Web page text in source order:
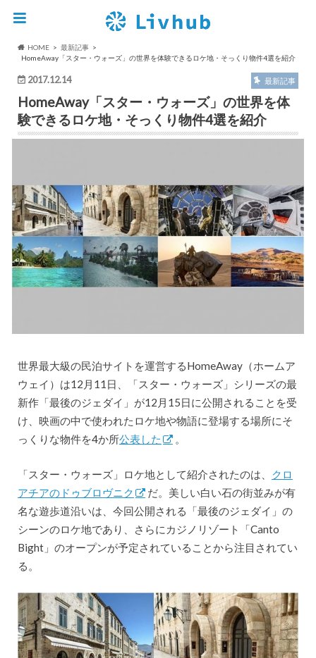
HOME
最新記事
HomeAway「スター・ウォーズ」の世界を体験できるロケ地・そっくり物件4選を紹介
2017.12.14 最新記事
HomeAway「スター・ウォーズ」の世界を体
験できるロケ地・そっくり物件4選を紹介
世界最大級の民泊サイトを運営するHomeAway（ホームア
ウェイ）は12月11日、「スター・ウォーズ」シリーズの最
新作「最後のジェダイ」が12月15日に公開されることを受
け、映画の中で使われたロケ地や物語に登場する場所にそ
っくりな物件を4か所公表した 。
「スター・ウォーズ」ロケ地として紹介されたのは、
クロ
アチアのドゥブロヴニク
だ。美しい白い石の街並みが有
名な遊歩道沿いは、今回公開される「最後のジェダイ」の
シーンのロケ地であり、さらにカジノリゾート「Canto
Bight」のオープンが予定されていることから注目されてい
る。